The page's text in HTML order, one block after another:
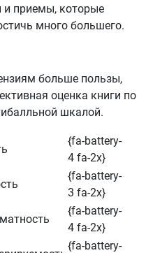
и приемы, которые
много большего.
больше пользы,
оценка книги по
шкалой.
{fa-battery-
4 fa-2x}
{fa-battery-
3 fa-2x}
{fa-battery-
4 fa-2x}
{fa-battery-